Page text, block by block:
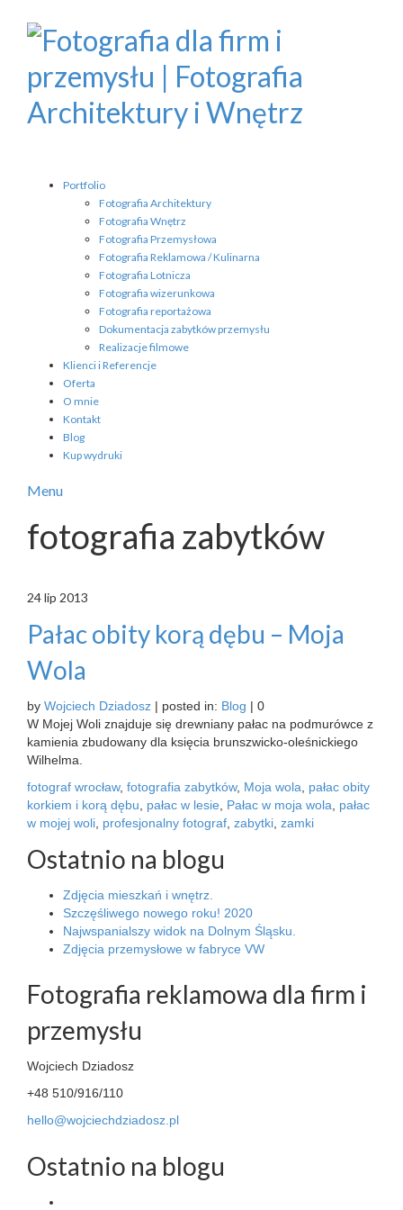
Portfolio
Fotografia Architektury
Fotografia Wnętrz
Fotografia Przemysłowa
Fotografia Reklamowa / Kulinarna
Fotografia Lotnicza
Fotografia wizerunkowa
Fotografia reportażowa
Dokumentacja zabytków przemysłu
Realizacje filmowe
Klienci i Referencje
Oferta
O mnie
Kontakt
Blog
Kup wydruki
Menu
fotografia zabytków
24lip 2013
Pałac obity korą dębu – Moja
Wola
by Wojciech Dziadosz | posted in: Blog | 0
W Mojej Woli znajduje się drewniany pałac na podmurówce z
kamienia zbudowany dla księcia brunszwicko-oleśnickiego
Wilhelma.
fotograf wrocław, fotografia zabytków, Moja wola
pałac obity
korkiem i korą dębu
pałac w lesie Pałac w moja wola
pałac
w mojej woli profesjonalny fotograf zabytki zamki
Ostatnio na blogu
Zdjęcia mieszkań i wnętrz.
Szczęśliwego nowego roku! 2020
Najwspanialszy widok na Dolnym Śląsku.
Zdjęcia przemysłowe w fabryce VW
Fotografia reklamowa dla firm i
przemysłu
Wojciech Dziadosz
+48 510/916/110
hello@wojciechdziadosz.pl
Ostatnio na blogu